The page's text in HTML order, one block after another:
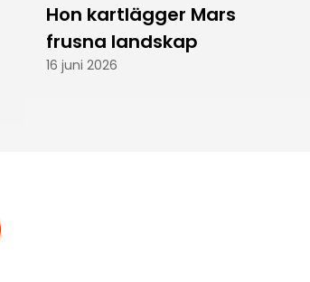
Hon kartlägger Mars
frusna landskap
16 juni 2026